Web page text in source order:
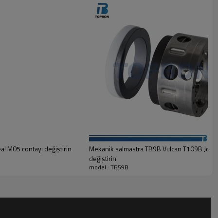
TC
M05 contayı değiştirin
Mekanik salmastra TB9B Vulcan T109B
değiştirin
model : TB59B